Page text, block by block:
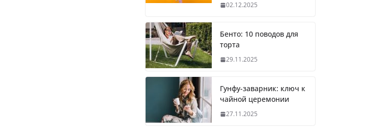
02.12.2025
Бенто: 10 поводов для
торта
29.11.2025
Гунфу-заварник: ключ к
чайной церемонии
27.11.2025